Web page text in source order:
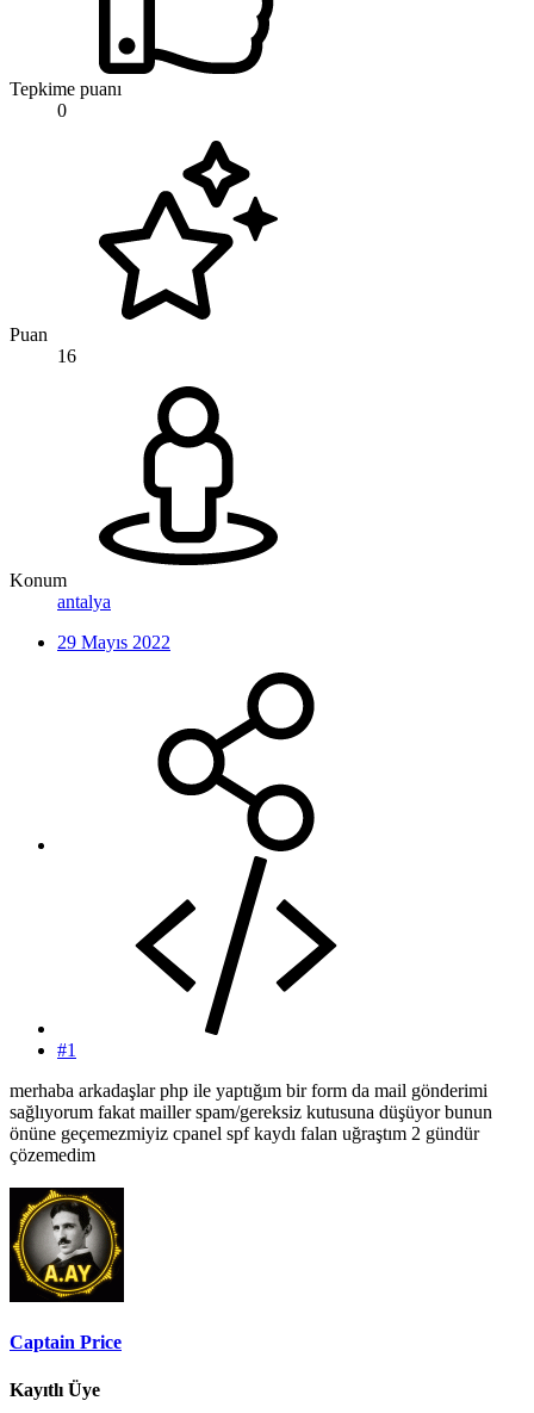
Tepkime puanı
0
Puan
16
Konum
antalya
29 Mayıs 2022
#1
merhaba arkadaşlar php ile yaptığım bir form da mail gönderimi
sağlıyorum fakat mailler spam/gereksiz kutusuna düşüyor bunun
önüne geçemezmiyiz cpanel spf kaydı falan uğraştım 2 gündür
çözemedim
Captain Price
Kayıtlı Üye